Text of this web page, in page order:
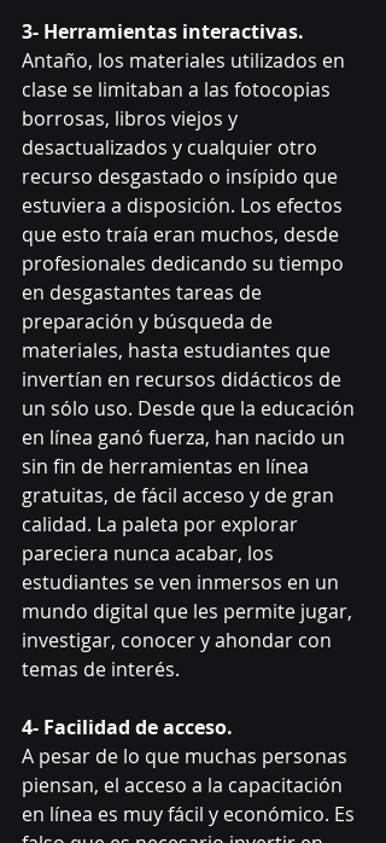
3- Herramientas interactivas.
Antaño, los materiales utilizados en
clase se limitaban a las fotocopias
borrosas, libros viejos y
desactualizados y cualquier otro
recurso desgastado o insípido que
estuviera a disposición. Los efectos
que esto traía eran muchos, desde
profesionales dedicando su tiempo
en desgastantes tareas de
preparación y búsqueda de
materiales, hasta estudiantes que
invertían en recursos didácticos de
un sólo uso. Desde que la educación
en línea ganó fuerza, han nacido un
sin fin de herramientas en línea
gratuitas, de fácil acceso y de gran
calidad. La paleta por explorar
pareciera nunca acabar, los
estudiantes se ven inmersos en un
mundo digital que les permite jugar,
investigar, conocer y ahondar con
temas de interés.
4- Facilidad de acceso.
A pesar de lo que muchas personas
piensan, el acceso a la capacitación
en línea es muy fácil y económico. Es